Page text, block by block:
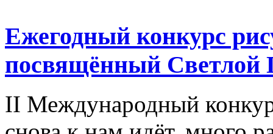
Ежегодный конкурс
посвящённый Светлой
II Международный